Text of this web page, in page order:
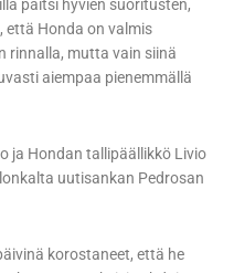
paitsi hyvien suoritusten,
että Honda on valmis
rinnalla, mutta vain siinä
aiempaa pienemmällä
ja Hondan tallipäällikkö Livio
uutisankan Pedrosan
korostaneet, että he